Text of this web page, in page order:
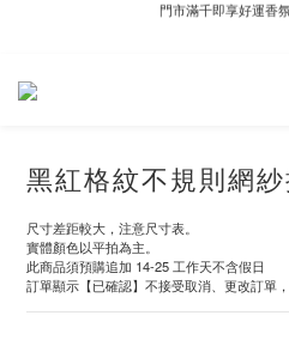
黑紅格紋不規則網
尺寸差距較大，注意尺寸表。
實體顏色以平拍為主。
此商品須預購追加 14-25 工作天不含假日
訂單顯示【已確認】不接受取消、更改訂單，